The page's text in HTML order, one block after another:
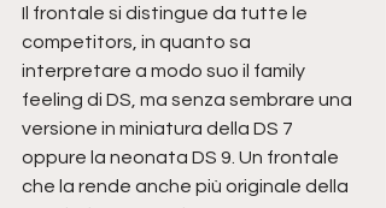
Il frontale si distingue da tutte le
competitors, in quanto sa
interpretare a modo suo il family
feeling di DS, ma senza sembrare una
versione in miniatura della DS 7
oppure la neonata DS 9. Un frontale
che la rende anche più originale della